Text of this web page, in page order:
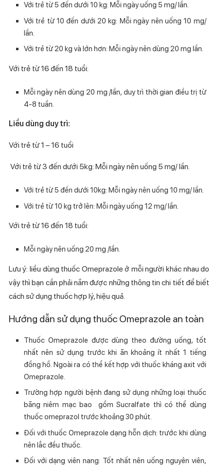
Với trẻ từ 5 đến dưới 10 kg: Mỗi ngày uống 5 mg/ lần.
Với trẻ từ 10 đến dưới 20 kg: Mỗi ngày nên uống 10 mg/
lần.
Với trẻ từ 20 kg và lớn hơn: Mỗi ngày nên dùng 20 mg lần.
Với trẻ từ 16 đến 18 tuổi:
Mỗi ngày nên dùng 20 mg /lần, duy trì thời gian điều trị từ
4-8 tuần.
Liều dùng duy trì:
Với trẻ từ 1 – 16 tuổi
Với trẻ từ 3 đến dưới 5kg: Mỗi ngày nên uống 5 mg/ lần.
Với trẻ từ 5 đến dưới 10kg: Mỗi ngày nên uống 10 mg/ lần.
Với trẻ từ 10 kg trở lên: Mỗi ngày uống 12 mg/ lần.
Với trẻ từ 16 đến 18 tuổi:
Mỗi ngày nên uống 20 mg /lần.
Lưu ý: liều dùng thuốc Omeprazole ở mỗi người khác nhau do
vậy thì bạn cần phải nắm được những thông tin chi tiết để biết
cách sử dụng thuốc hợp lý, hiệu quả.
Hướng dẫn sử dụng thuốc Omeprazole an toàn
Thuốc Omeprazole được dùng theo đường uống, tốt
nhất nên sử dụng trước khi ăn khoảng ít nhất 1 tiếng
đồng hồ. Ngoài ra có thể kết hợp với thuốc kháng axit với
Omeprazole.
Trường hợp người bệnh đang sử dụng những loại thuốc
băng niêm mạc bao gồm Sucralfate thì có thể dùng
thuốc omeprazol trước khoảng 30 phút.
Đối với thuốc Omeprazole dạng hỗn dịch: trước khi dùng
nên lắc đều thuốc.
Đối với dạng viên nang: Tốt nhất nên uống nguyên viên,